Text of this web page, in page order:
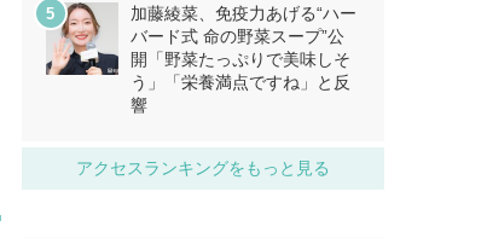
加藤綾菜、免疫力あげる“ハー
バード式 命の野菜スープ”公
開「野菜たっぷりで美味しそ
う」「栄養満点ですね」と反
響
アクセスランキングをもっと見る